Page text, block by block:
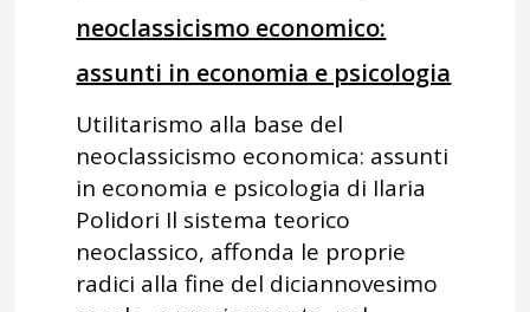
neoclassicismo economico:
assunti in economia e psicologia
Utilitarismo alla base del
neoclassicismo economica: assunti
in economia e psicologia di Ilaria
Polidori Il sistema teorico
neoclassico, affonda le proprie
radici alla fine del diciannovesimo